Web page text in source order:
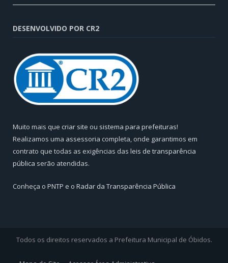
DESENVOLVIDO POR CR2
Muito mais que criar site ou sistema para prefeituras!
Realizamos uma assessoria completa, onde garantimos em
contrato que todas as exigências das leis de transparência
pública serão atendidas.
Conheça o PNTP e o Radar da Transparência Pública
Todos os direitos reservados a Prefeitura Municipal de Óbidos.